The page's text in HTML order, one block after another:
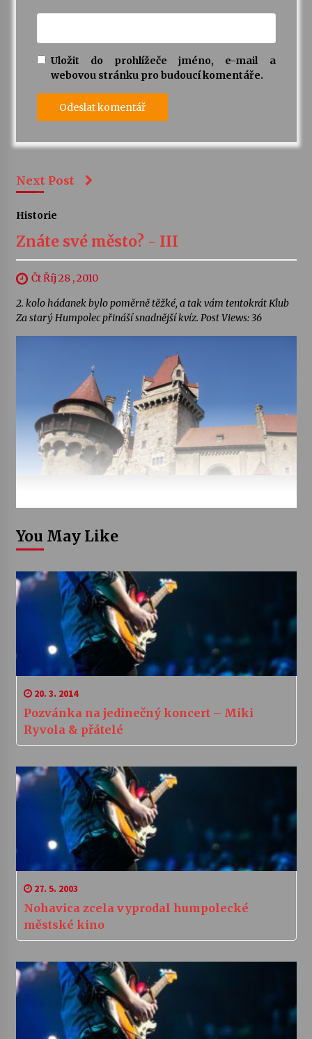
Uložit do prohlížeče jméno, e-mail a
webovou stránku pro budoucí komentáře.
Next Post
Historie
Znáte své město? - III
Čt Říj 28 , 2010
2. kolo hádanek bylo poměrně těžké, a tak vám tentokrát Klub
Za starý Humpolec přináší snadnější kvíz. Post Views: 36
You May Like
20. 3. 2014
Pozvánka na jedinečný koncert – Miki
Ryvola & přátelé
27. 5. 2003
Nohavica zcela vyprodal humpolecké
městské kino